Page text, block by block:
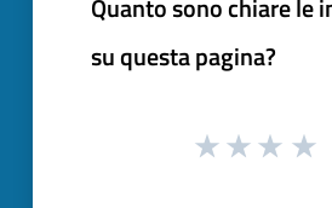
su questa pagina?